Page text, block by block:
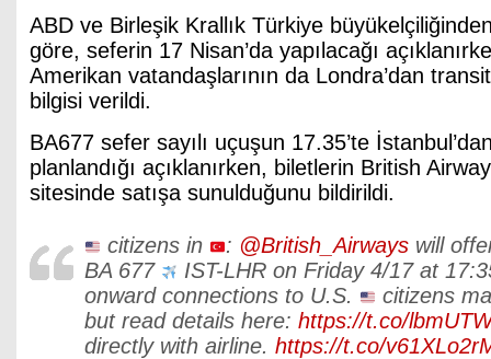
ABD ve Birleşik Krallık Türkiye
göre, seferin 17 Nisan’da yapılacağı
Amerikan vatandaşlarının da Londra’dan
bilgisi verildi.
BA677 sefer sayılı uçuşun 17.35’te
planlandığı açıklanırken, biletlerin British
sitesinde satışa sunulduğunu bildirildi.
citizens in : @British_Airwayswill
BA 677
IST-LHR on Friday 4/17 at
onward connections to U.S.
citizens
but read details here: https://t.co/
directly with airline. https://t.co/